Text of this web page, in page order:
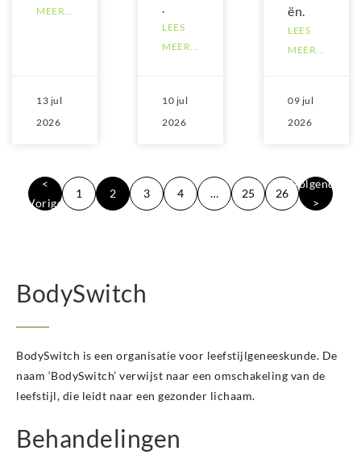
MEER...
13 jul
2026
LEES
MEER...
10 jul
2026
ën.
LEES
MEER...
09 jul
2026
<
Vorige
1 2 3 4 … 25 26
Volgende
>
BodySwitch
BodySwitch is een organisatie voor leefstijlgeneeskunde. De
naam ‘BodySwitch’ verwijst naar een omschakeling van de
leefstijl, die leidt naar een gezonder lichaam.
Behandelingen